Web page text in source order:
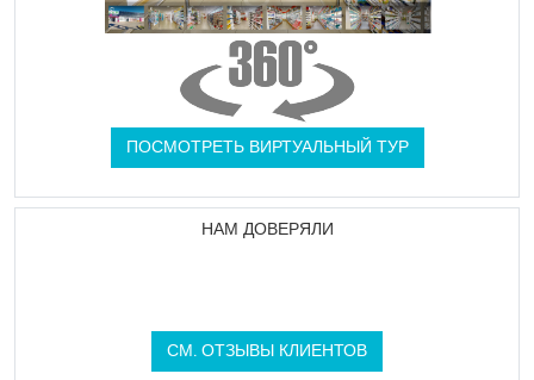
ПОСМОТРЕТЬ ВИРТУАЛЬНЫЙ ТУР
НАМ ДОВЕРЯЛИ
СМ. ОТЗЫВЫ КЛИЕНТОВ